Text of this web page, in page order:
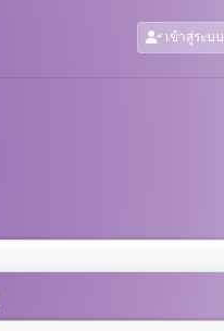
เข้าสู่ระบบ